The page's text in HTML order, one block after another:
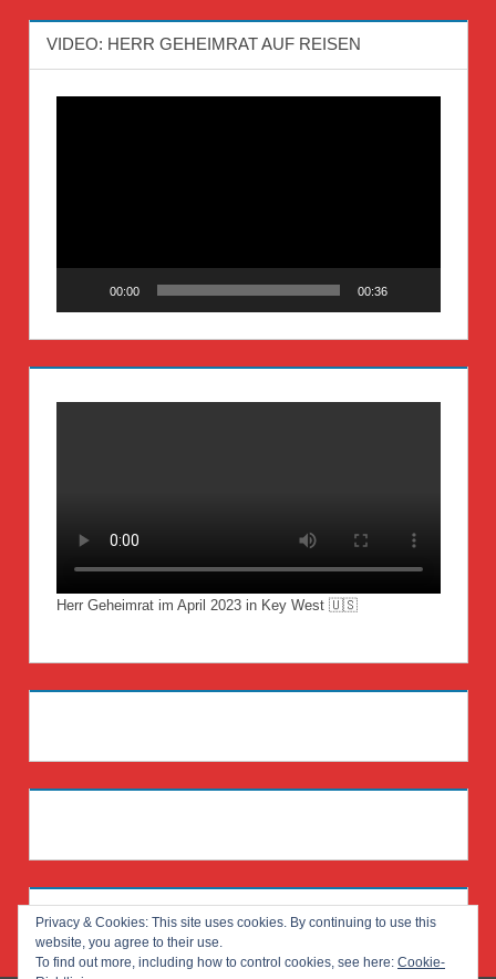
VIDEO: HERR GEHEIMRAT AUF REISEN
00:00 00:36
Herr Geheimrat im April 2023 in Key West 🇺🇸
Privacy & Cookies: This site uses cookies. By continuing to use this
website, you agree to their use.
To find out more, including how to control cookies, see here: Cookie-